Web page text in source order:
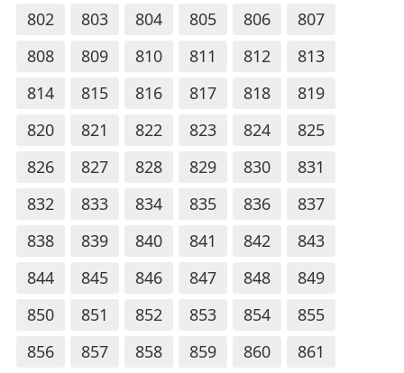
802
803 804 805 806
807
808
809 810 811 812
813
814
815 816 817 818
819
820
821 822 823 824
825
826
827 828 829 830
831
832
833 834 835 836
837
838
839 840 841 842
843
844
845 846 847 848
849
850
851 852 853 854
855
856
857 858 859 860
861